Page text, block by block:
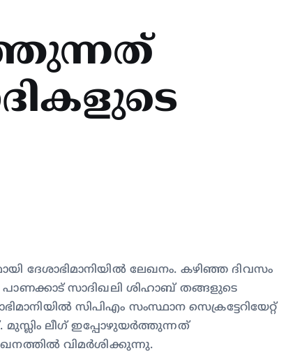
ദേശാഭിമാനിയിൽ ലേഖനം. കഴിഞ്ഞ ദിവസം
പാണക്കാട് സാദിഖലി ശിഹാബ് തങ്ങളുടെ
സിപിഎം സംസ്ഥാന സെക്രട്ടേറിയേറ്റ്
ലീഗ് ഇപ്പോഴുയര്‍ത്തുന്നത്
വിമര്‍ശിക്കുന്നു.